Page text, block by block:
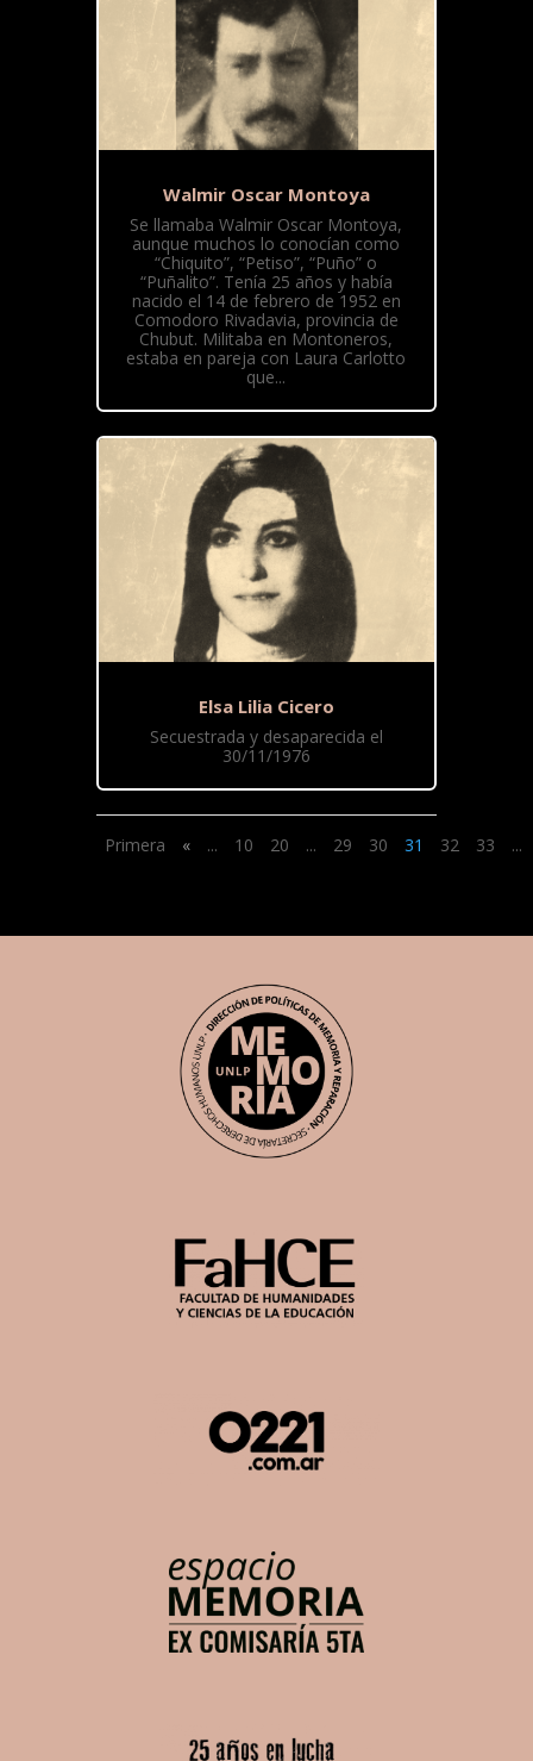
Walmir Oscar Montoya
Se llamaba Walmir Oscar Montoya,
aunque muchos lo conocían como
“Chiquito”, “Petiso”, “Puño” o
“Puñalito”. Tenía 25 años y había
nacido el 14 de febrero de 1952 en
Comodoro Rivadavia, provincia de
Chubut. Militaba en Montoneros,
estaba en pareja con Laura Carlotto
que...
Elsa Lilia Cicero
Secuestrada y desaparecida el
30/11/1976
Primera « ... 10 20 ... 29 30 31 32 33 ...